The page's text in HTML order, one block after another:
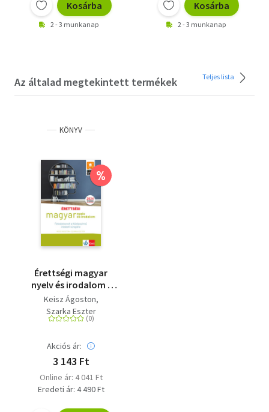
Kosárba
2 - 3 munkanap
Kosárba
2 - 3 munkanap
Az általad megtekintett termékek Teljes lista
KÖNYV
%
Érettségi magyar
nyelv és irodalom -
Feladatsorok a
középszintű írásbeli
vizsgára - 2024-től
szerint
Keisz Ágoston
Szarka Eszter
Akciós ár:
3 143 Ft
Online ár: 4 041 Ft
Eredeti ár: 4 490 Ft